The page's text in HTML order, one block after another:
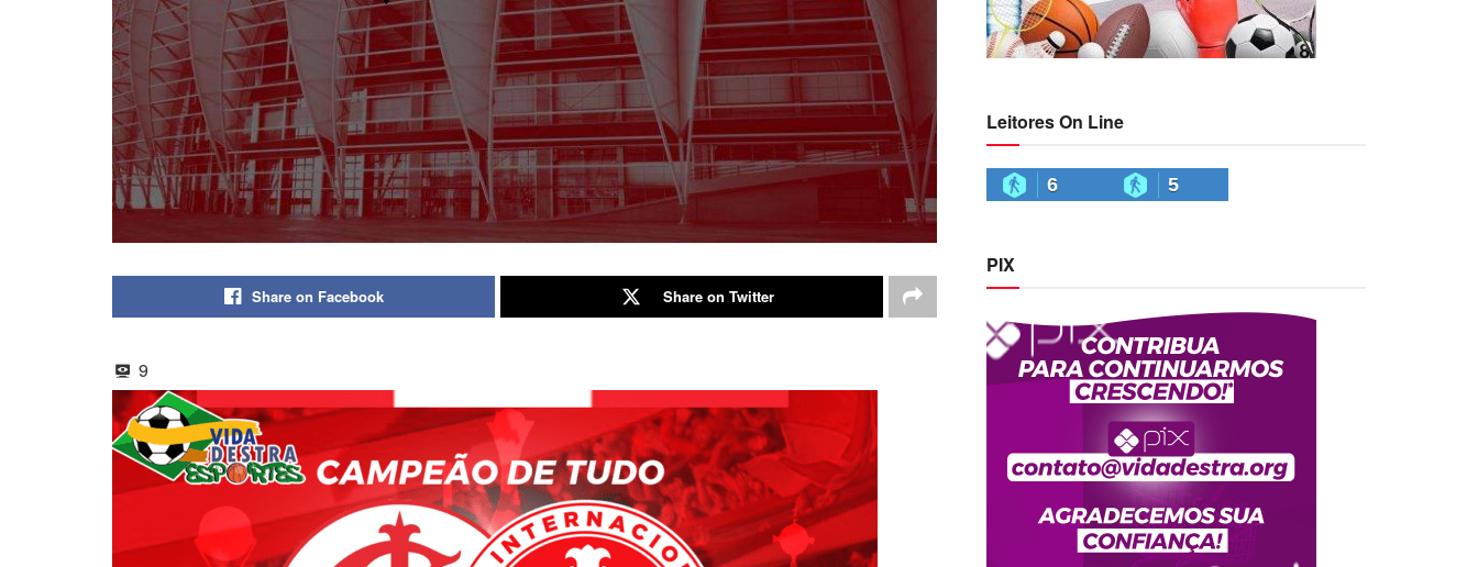
Share on Facebook Share on Twitter
9
Leitores On Line
6 5
PIX